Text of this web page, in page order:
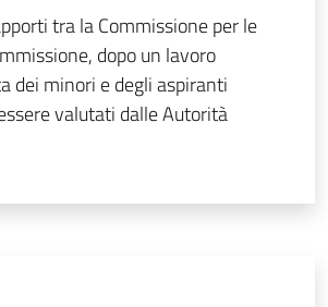
tra la Commissione per le
dopo un lavoro
dei minori e degli aspiranti
valutati dalle Autorità